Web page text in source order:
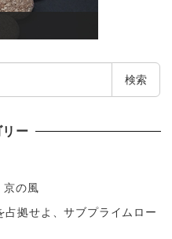
検索
ー
京の風
拠せよ、サブプライムロー